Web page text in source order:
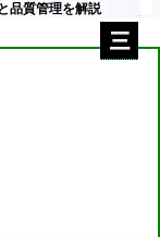
品質管理を解説